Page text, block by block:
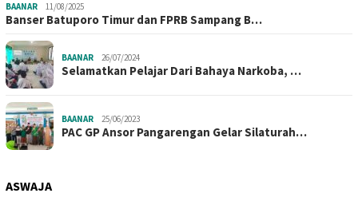
BAANAR 11/08/2025
Banser Batuporo Timur dan FPRB Sampang B…
BAANAR 26/07/2024
Selamatkan Pelajar Dari Bahaya Narkoba, …
BAANAR 25/06/2023
PAC GP Ansor Pangarengan Gelar Silaturah…
ASWAJA